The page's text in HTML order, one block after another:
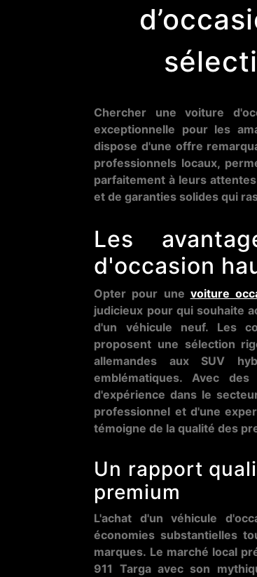
Chercher une voiture
exceptionnelle pour les
dispose d'une offre
professionnels locaux,
parfaitement à leurs
et de garanties solides qui
Les
d'occasion
Opter pour une voiture
judicieux pour qui souhaite
d'un véhicule neuf. Les
proposent une sélection
allemandes aux SUV
emblématiques. Avec
d'expérience dans le
professionnel et d'une
témoigne de la qualité des
Un rapport
premium
L'achat d'un véhicule
économies substantielles
marques. Le marché local
911 Targa avec son